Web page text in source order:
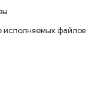
исполняемых файлов